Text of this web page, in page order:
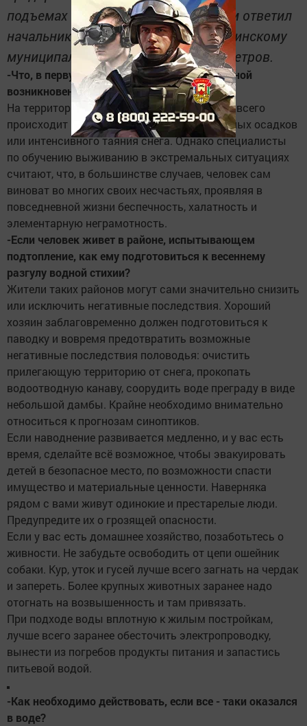
подъемах воды? На эти вопросы нам ответил
начальник управления МЧС РТ по Заинскому
муниципальному району Вячеслав Петров.
-Что, в первую очередь, может стать причиной
возникновения половодья?
На территории Татарстана половодье чаще всего
происходит в результате выпадения обильных осадков
или интенсивного таяния снега. Однако специалисты
по обучению выживанию в экстремальных ситуациях
считают, что, в большинстве случаев, человек сам
виноват во многих своих несчастьях, проявляя в
повседневной жизни беспечность, халатность и
элементарную неграмотность.
-Если человек живет в районе, испытывающем
подтопление, как ему подготовиться к весеннему
разгулу водной стихии?
Жители таких районов могут сами значительно снизить
или исключить негативные последствия. Хороший
хозяин заблаговременно должен подготовиться к
паводку и вовремя предотвратить возможные
негативные последствия половодья: очистить
прилегающую территорию от снега, прокопать
водоотводную канаву, соорудить воде преграду в виде
небольшой дамбы. Крайне необходимо внимательно
относиться к прогнозам синоптиков.
Если наводнение развивается медленно, и у вас есть
время, сделайте всё возможное, чтобы эвакуировать
детей в безопасное место, по возможности спасти
имущество и материальные ценности. Наверняка
рядом с вами живут одинокие и престарелые люди.
Предупредите их о грозящей опасности.
Если у вас есть домашнее хозяйство, позаботьтесь о
живности. Не забудьте освободить от цепи ошейник
собаки. Кур, уток и гусей лучше всего загнать на чердак
и запереть. Более крупных животных заранее надо
отогнать на возвышенность и там привязать.
При подходе воды вплотную к жилым постройкам,
лучше всего заранее обесточить электропроводку,
вынести из погребов продукты питания и запастись
питьевой водой.
-Как необходимо действовать, если все - таки оказался
в воде?